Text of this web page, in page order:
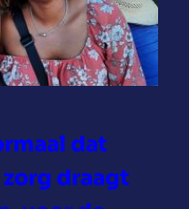
dat
draagt